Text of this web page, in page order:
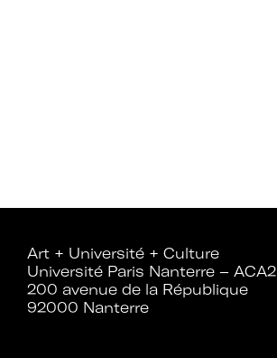
Art + Université + Culture
Université Paris Nanterre – ACA2
200 avenue de la République
92000 Nanterre